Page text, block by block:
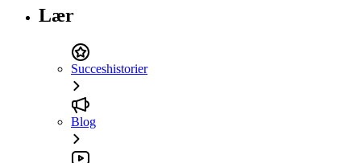
Lær
Succeshistorier
Blog